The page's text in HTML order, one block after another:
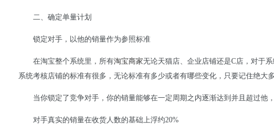
二、确定单量计划
锁定对手，以他的销量作为参照标准
在淘宝整个系统里，所有淘宝商家无论天猫店、企业店铺还是C店，对于
系统考核店铺的标准有很多，无论标准有多少或者有哪些变化，只要记住绝大
当你锁定了竞争对手，你的销量能够在一定周期之内逐渐达到并且超过他
对手真实的销量在收货人数的基础上浮约20%